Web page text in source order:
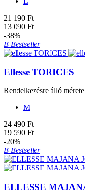
21 190 Ft
13 090 Ft
-38%
B Bestseller
Ellesse TORICES
Rendelkezésre álló
M
24 490 Ft
19 590 Ft
-20%
B Bestseller
ELLESSE